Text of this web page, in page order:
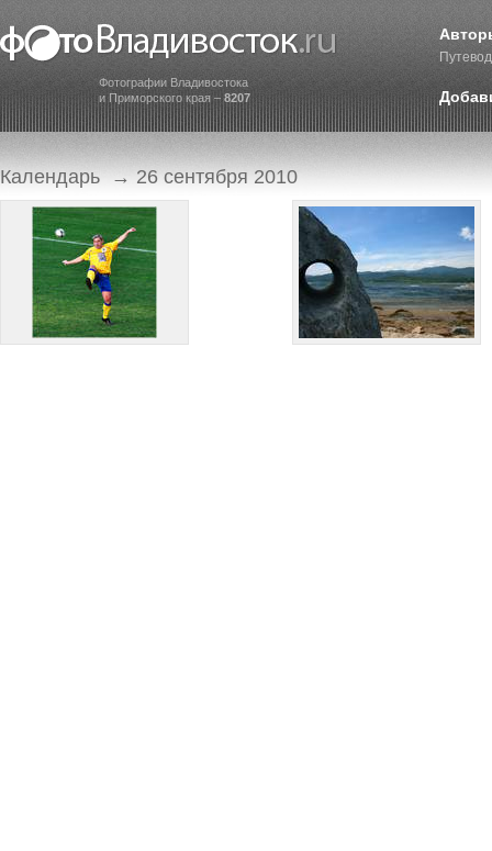
Фотографии Владивостока
и Приморского края – 8207
Календарь → 26 сентября 2010